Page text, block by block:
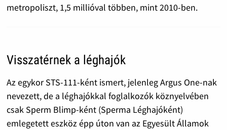
metropoliszt, 1,5 millióval többen, mint 2010-ben.
Visszatérnek a léghajók
Az egykor STS-111-ként ismert, jelenleg Argus One-nak
nevezett, de a léghajókkal foglalkozók köznyelvében
csak Sperm Blimp-ként (Sperma Léghajóként)
emlegetett eszköz épp úton van az Egyesült Államok